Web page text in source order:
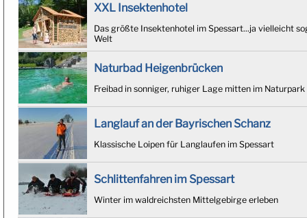
XXL Insektenhotel
Das größte Insektenhotel im Spessart...ja vielleicht
Welt
Naturbad Heigenbrücken
Freibad in sonniger, ruhiger Lage mitten im Naturpark
Langlauf an der Bayrischen Schanz
Klassische Loipen für Langlaufen im Spessart
Schlittenfahren im Spessart
Winter im waldreichsten Mittelgebirge erleben